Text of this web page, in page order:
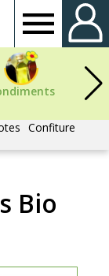
Confiture
Bio